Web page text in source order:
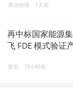
商业快报 1天前
再中标国家能源
飞 FDE 模式验证
资讯 15小时前